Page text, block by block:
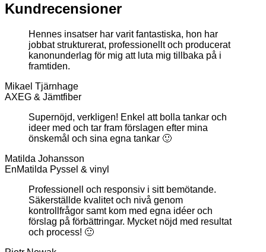
Kundrecensioner
Hennes insatser har varit fantastiska, hon har
jobbat strukturerat, professionellt och producerat
kanonunderlag för mig att luta mig tillbaka på i
framtiden.
Mikael Tjärnhage
AXEG & Jämtfiber
Supernöjd, verkligen! Enkel att bolla tankar och
ideer med och tar fram förslagen efter mina
önskemål och sina egna tankar 🙂
Matilda Johansson
EnMatilda Pyssel & vinyl
Professionell och responsiv i sitt bemötande.
Säkerställde kvalitet och nivå genom
kontrollfrågor samt kom med egna idéer och
förslag på förbättringar. Mycket nöjd med resultat
och process! 🙂